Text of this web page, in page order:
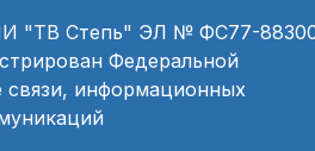
"ТВ Степь" ЭЛ № ФС77-
Федеральной
связи, информационных